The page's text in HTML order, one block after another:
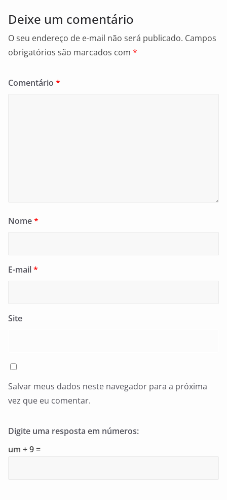
Deixe um comentário
O seu endereço de e-mail não será publicado. Campos
obrigatórios são marcados com *
Comentário *
Nome*
E-mail*
Site
Salvar meus dados neste navegador para a próxima
vez que eu comentar.
Digite uma resposta em números:
um + 9 =